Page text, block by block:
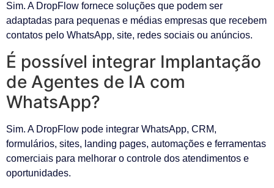
Sim. A DropFlow fornece soluções que podem ser
adaptadas para pequenas e médias empresas que recebem
contatos pelo WhatsApp, site, redes sociais ou anúncios.
É possível integrar Implantação
de Agentes de IA com
WhatsApp?
Sim. A DropFlow pode integrar WhatsApp, CRM,
formulários, sites, landing pages, automações e ferramentas
comerciais para melhorar o controle dos atendimentos e
oportunidades.